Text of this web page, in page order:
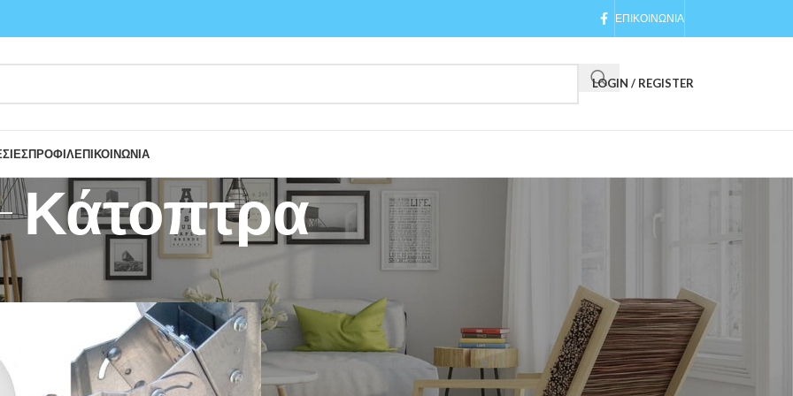
ΕΠΙΚΟΙΝΩΝΙΑ
LOGIN / REGISTER
ΠΡΟΦΙΛΕΠΙΚΟΙΝΩΝΙΑ
Κάτοπτρα
Δορυφορικά & Επίγεια συστήματα/Κάτοπτρα 18 24